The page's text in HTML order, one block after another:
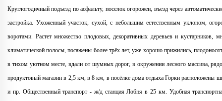
Круглогодичный подъезд по асфальту, поселок огорожен, въезд через
застройка. Ухоженный участок, сухой, с небольшим естественным уклоном,
воротами. Растет множество плодовых, декоративных деревьев и кустарников,
климатической полосы, посажены более трёх лет, уже хорошо прижились,
в тихом уютном месте, вдали от шумных дорог, в окружении лесного массива,
продуктовый магазин в 2,5 км, в 8 км, в посёлке дома отдыха Горки расположены
и пр. Общественный транспорт - ж/д станция Лобня в 25 км. Удобная